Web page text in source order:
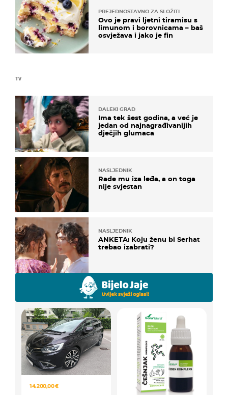
TV
DALEKI GRAD
Ima tek šest godina, a već je
jedan od najnagrađivanijih
dječjih glumaca
NASLJEDNIK
Rade mu iza leđa, a on toga
nije svjestan
NASLJEDNIK
ANKETA: Koju ženu bi Serhat
trebao izabrati?
PREJEDNOSTAVNO ZA SLOŽITI
Ovo je pravi ljetni tiramisu s
limunom i borovnicama – baš
osvježava i jako je fin
14.200,00 €